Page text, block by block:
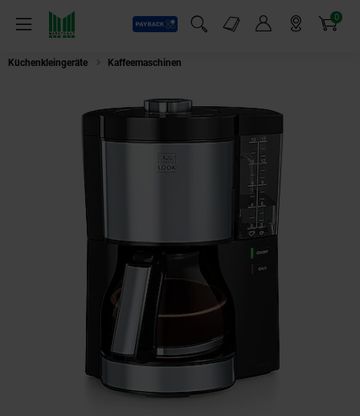
Menü
Payback
Suchfeld einblenden
Markt-Angebote 0
Artikel
Küchenkleingeräte Kaffeemaschinen